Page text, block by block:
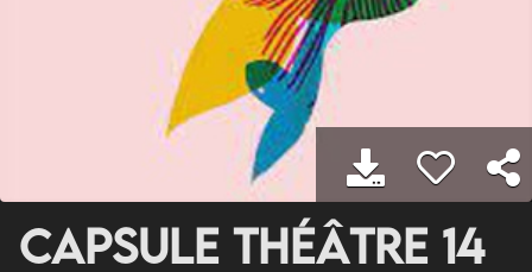
Capsule Théâtre 14